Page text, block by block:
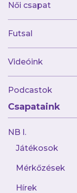
Női csapat
Futsal
Videóink
Podcastok
Csapataink
NB I.
Játékosok
Mérkőzések
Hírek